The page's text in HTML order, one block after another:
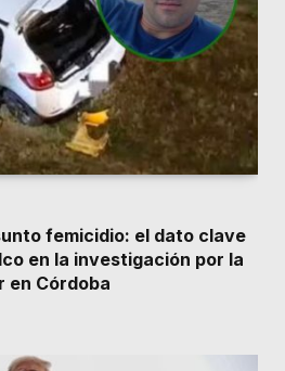
femicidio: el dato clave
en la investigación por la
en Córdoba